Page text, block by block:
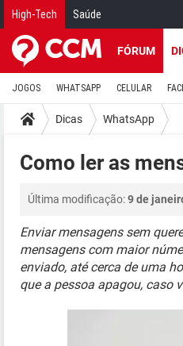
High-Tech Saúde
FÓRUM
JOGOS WHATSAPP CELULAR
Dicas WhatsApp
Como ler as
Última modificação:9 de
Enviar mensagens sem
mensagens com maior
enviado, até cerca de uma
que a pessoa apagou, caso